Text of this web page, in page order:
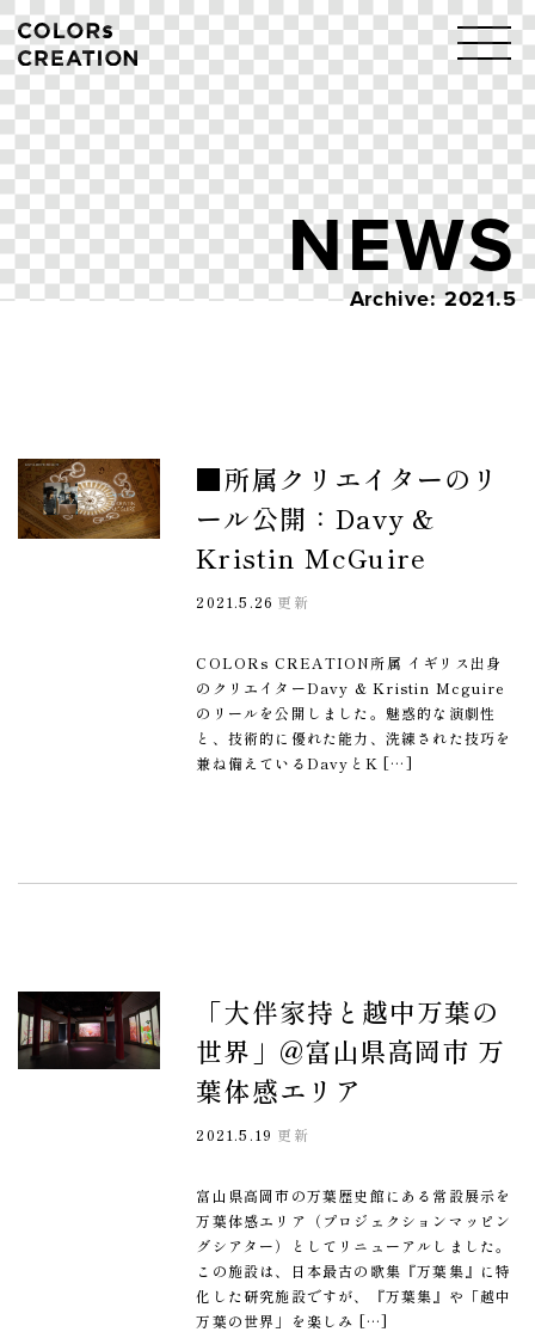
Skip
content
NEWS
Archive: 2021.5
■所属クリエイターのリ
ール公開：Davy &
Kristin McGuire
2021.5.26 更新
COLORs CREATION所属 イギリス出身
のクリエイターDavy & Kristin Mcguire
のリールを公開しました。魅惑的な演劇性
と、技術的に優れた能力、洗練された技巧を
兼ね備えているDavyとK […]
「大伴家持と越中万葉の
世界」@富山県高岡市 万
葉体感エリア
2021.5.19 更新
富山県高岡市の万葉歴史館にある常設展示を
万葉体感エリア（プロジェクションマッピン
グシアター）としてリニューアルしました。
この施設は、日本最古の歌集『万葉集』に特
化した研究施設ですが、『万葉集』や「越中
万葉の世界」を楽しみ […]